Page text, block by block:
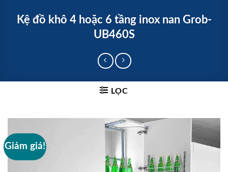
Kệ đồ khô 4 hoặc 6 tầng inox nan Grob-
UB460S
LỌC
Giảm giá!